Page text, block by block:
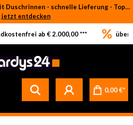
neu: ESS Easy Drain DrainFit Duschrinnen - schnelle Lieferung - Top-Preise
jetzt entdecken
Betrifft ausschließlich bei Bestellware-Fliesen: aufgrund der Werksferien in Italien und Spanien kommt es zu Verzögerungen bei der Verladung. Sämtliche Lagerware (sofort verfügbar) sowie alle anderen Produktgruppen versenden wir weiterhin regulär
ab € 2.000,00 *** über
0,00 €*